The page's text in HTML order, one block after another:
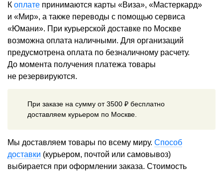
К оплате принимаются карты «Виза», «Мастеркард»
и «Мир», а также переводы с помощью сервиса
«Юмани». При курьерской доставке по Москве
возможна оплата наличными. Для организаций
предусмотрена оплата по безналичному расчету.
До момента получения платежа товары
не резервируются.
При заказе на сумму от 3500 ₽ бесплатно
доставляем курьером по Москве.
Мы доставляем товары по всему миру. Способ
доставки (курьером, почтой или самовывоз)
выбирается при оформлении заказа. Стоимость